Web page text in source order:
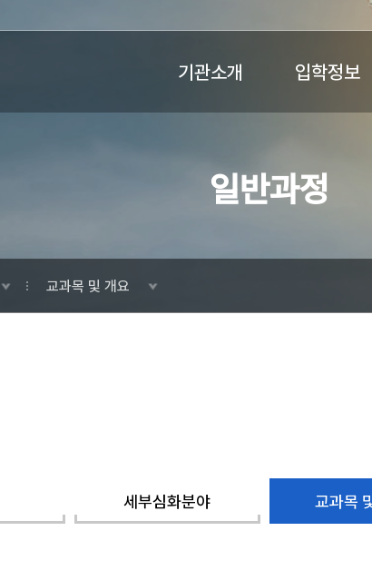
기관소개 입학정보
일반과정
교과목 및 개요
세부심화분야 교과목